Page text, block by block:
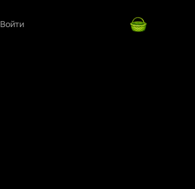
Войти